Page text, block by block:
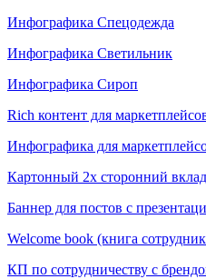
Инфографика Спецодежда
Инфографика Светильник
Инфографика Сироп
Rich контент для
Инфографика для
Картонный 2х сторонний
Баннер для постов с
Welcome book (книга
КП по сотрудничеству с